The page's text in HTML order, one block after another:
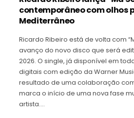
contemporâneo com olhos
Mediterrâneo
Ricardo Ribeiro está de volta com
avanço do novo disco que será
2026. O single, já disponível em
digitais com edição da Warner
resultado de uma colaboração
marca o início de uma nova fase
artista.…